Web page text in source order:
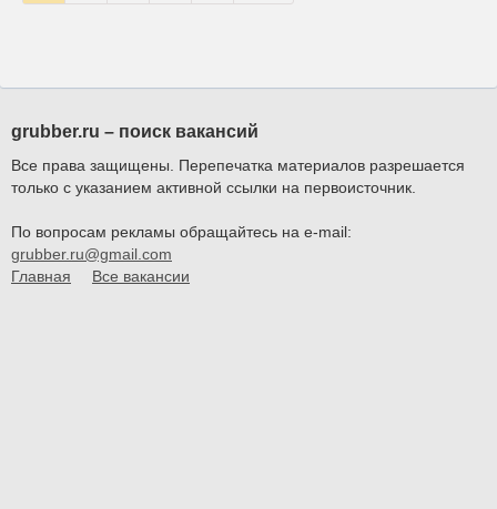
grubber.ru – поиск вакансий
Все права защищены. Перепечатка материалов разрешается
только с указанием активной ссылки на первоисточник.
По вопросам рекламы обращайтесь на e-mail:
grubber.ru@gmail.com
Главная
Все вакансии